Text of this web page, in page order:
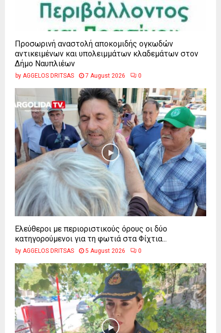
Προσωρινή αναστολή αποκομιδής ογκωδών
αντικειμένων και υπολειμμάτων κλαδεμάτων στον
Δήμο Ναυπλιέων
by AGGELOS DRITSAS 7 August 2026 0
Ελεύθεροι με περιοριστικούς όρους οι δύο
κατηγορούμενοι για τη φωτιά στα Φίχτια...
by AGGELOS DRITSAS 5 August 2026 0